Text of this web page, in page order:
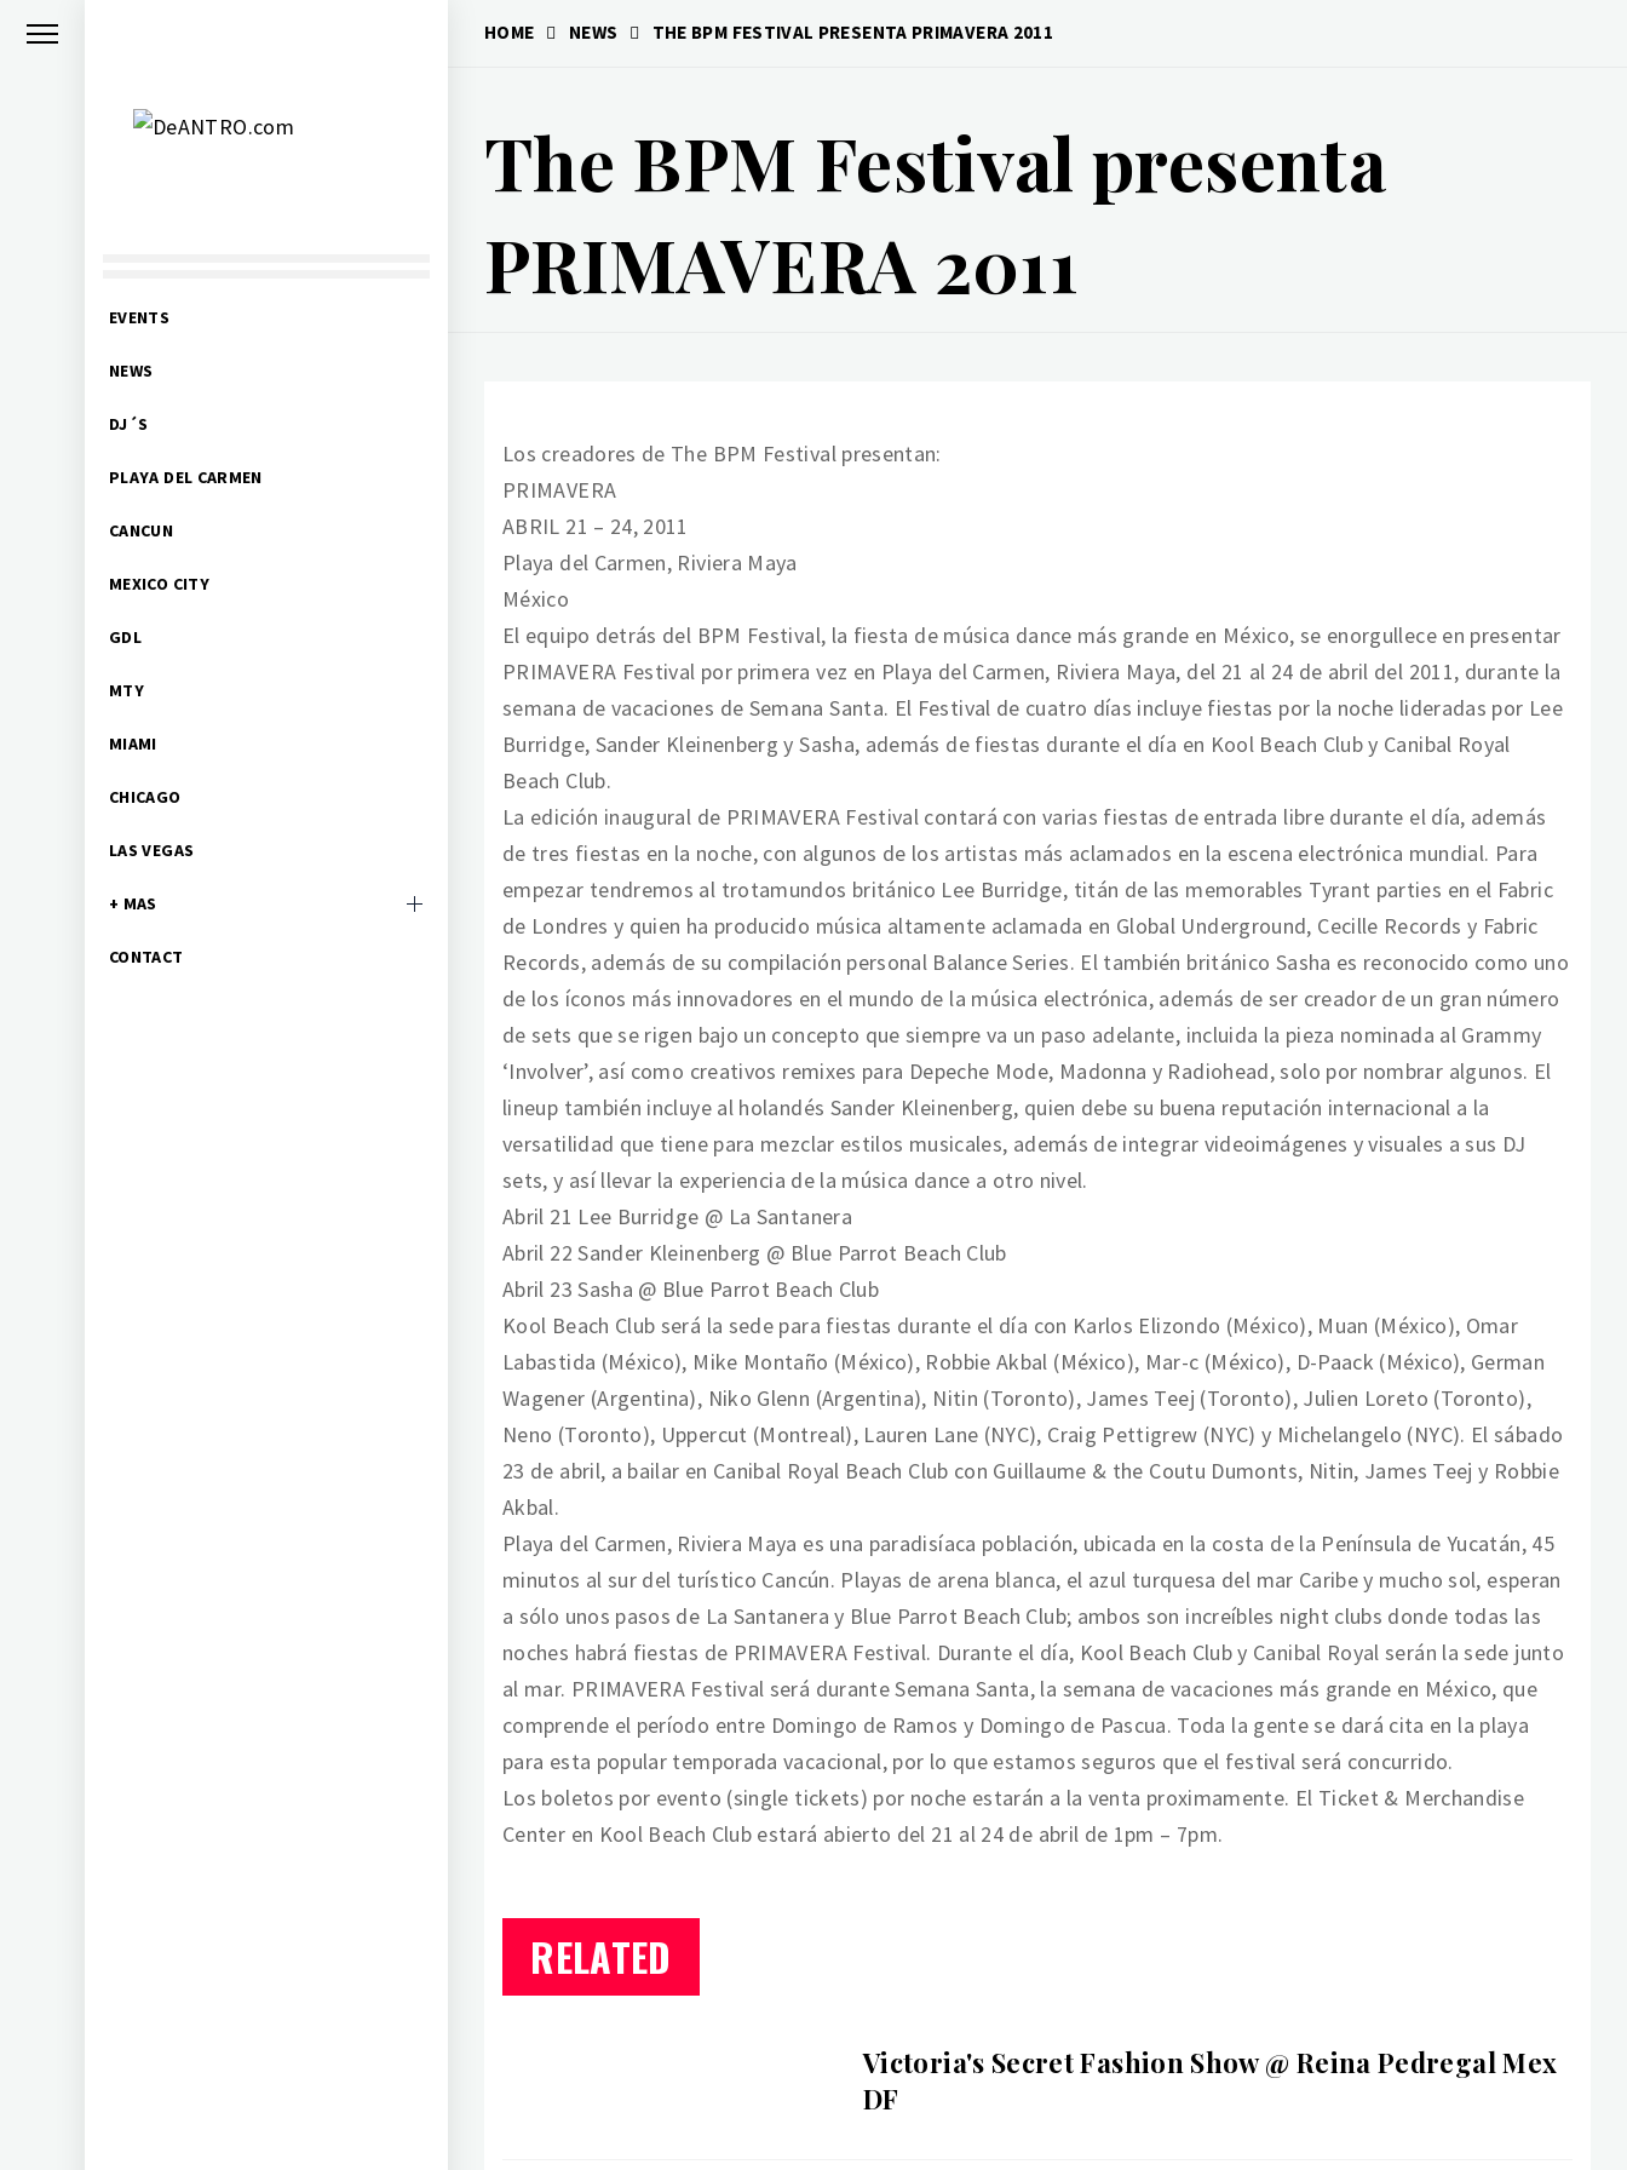
Primary
EVENTS
NEWS
DJ´S
PLAYA DEL CARMEN
CANCUN
MEXICO CITY
GDL
MTY
MIAMI
CHICAGO
LAS VEGAS
+ MAS
CONTACT
HOME NEWS THE BPM FESTIVAL PRESENTA PRIMAVERA 2011
The BPM Festival presenta
PRIMAVERA 2011
Los creadores de The BPM Festival presentan:
PRIMAVERA
ABRIL 21 – 24, 2011
Playa del Carmen, Riviera Maya
México
El equipo detrás del BPM Festival, la fiesta de música dance más grande en México, se enorgullece en presentar
PRIMAVERA Festival por primera vez en Playa del Carmen, Riviera Maya, del 21 al 24 de abril del 2011, durante la
semana de vacaciones de Semana Santa. El Festival de cuatro días incluye fiestas por la noche lideradas por Lee
Burridge, Sander Kleinenberg y Sasha, además de fiestas durante el día en Kool Beach Club y Canibal Royal
Beach Club.
La edición inaugural de PRIMAVERA Festival contará con varias fiestas de entrada libre durante el día, además
de tres fiestas en la noche, con algunos de los artistas más aclamados en la escena electrónica mundial. Para
empezar tendremos al trotamundos británico Lee Burridge, titán de las memorables Tyrant parties en el Fabric
de Londres y quien ha producido música altamente aclamada en Global Underground, Cecille Records y Fabric
Records, además de su compilación personal Balance Series. El también británico Sasha es reconocido como uno
de los íconos más innovadores en el mundo de la música electrónica, además de ser creador de un gran número
de sets que se rigen bajo un concepto que siempre va un paso adelante, incluida la pieza nominada al Grammy
‘Involver’, así como creativos remixes para Depeche Mode, Madonna y Radiohead, solo por nombrar algunos. El
lineup también incluye al holandés Sander Kleinenberg, quien debe su buena reputación internacional a la
versatilidad que tiene para mezclar estilos musicales, además de integrar videoimágenes y visuales a sus DJ
sets, y así llevar la experiencia de la música dance a otro nivel.
Abril 21 Lee Burridge @ La Santanera
Abril 22 Sander Kleinenberg @ Blue Parrot Beach Club
Abril 23 Sasha @ Blue Parrot Beach Club
Kool Beach Club será la sede para fiestas durante el día con Karlos Elizondo (México), Muan (México), Omar
Labastida (México), Mike Montaño (México), Robbie Akbal (México), Mar-c (México), D-Paack (México), German
Wagener (Argentina), Niko Glenn (Argentina), Nitin (Toronto), James Teej (Toronto), Julien Loreto (Toronto),
Neno (Toronto), Uppercut (Montreal), Lauren Lane (NYC), Craig Pettigrew (NYC) y Michelangelo (NYC). El sábado
23 de abril, a bailar en Canibal Royal Beach Club con Guillaume & the Coutu Dumonts, Nitin, James Teej y Robbie
Akbal.
Playa del Carmen, Riviera Maya es una paradisíaca población, ubicada en la costa de la Península de Yucatán, 45
minutos al sur del turístico Cancún. Playas de arena blanca, el azul turquesa del mar Caribe y mucho sol, esperan
a sólo unos pasos de La Santanera y Blue Parrot Beach Club; ambos son increíbles night clubs donde todas las
noches habrá fiestas de PRIMAVERA Festival. Durante el día, Kool Beach Club y Canibal Royal serán la sede junto
al mar. PRIMAVERA Festival será durante Semana Santa, la semana de vacaciones más grande en México, que
comprende el período entre Domingo de Ramos y Domingo de Pascua. Toda la gente se dará cita en la playa
para esta popular temporada vacacional, por lo que estamos seguros que el festival será concurrido.
Los boletos por evento (single tickets) por noche estarán a la venta proximamente. El Ticket & Merchandise
Center en Kool Beach Club estará abierto del 21 al 24 de abril de 1pm – 7pm.
RELATED
Victoria's Secret Fashion Show @ Reina Pedregal Mex
DF